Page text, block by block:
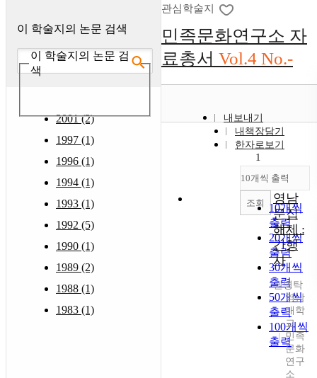
이 학술지의 논문 검색
이 학술지의 논문 검
색
2001 (2)
1997 (1)
1996 (1)
1994 (1)
1993 (1)
1992 (5)
1990 (1)
1989 (2)
1988 (1)
1983 (1)
관심학술지
민족문화연구소 자
료총서 Vol.4 No.-
내보내기
내책장담기
한자로보기
10개씩 출력
10개씩
출력
20개씩
출력
30개씩
출력
50개씩
출력
100개씩
출력
조회
1
영남
문집
해제 :
간행
사
권병탁
영남
대학
교
민족
문화
연구
소